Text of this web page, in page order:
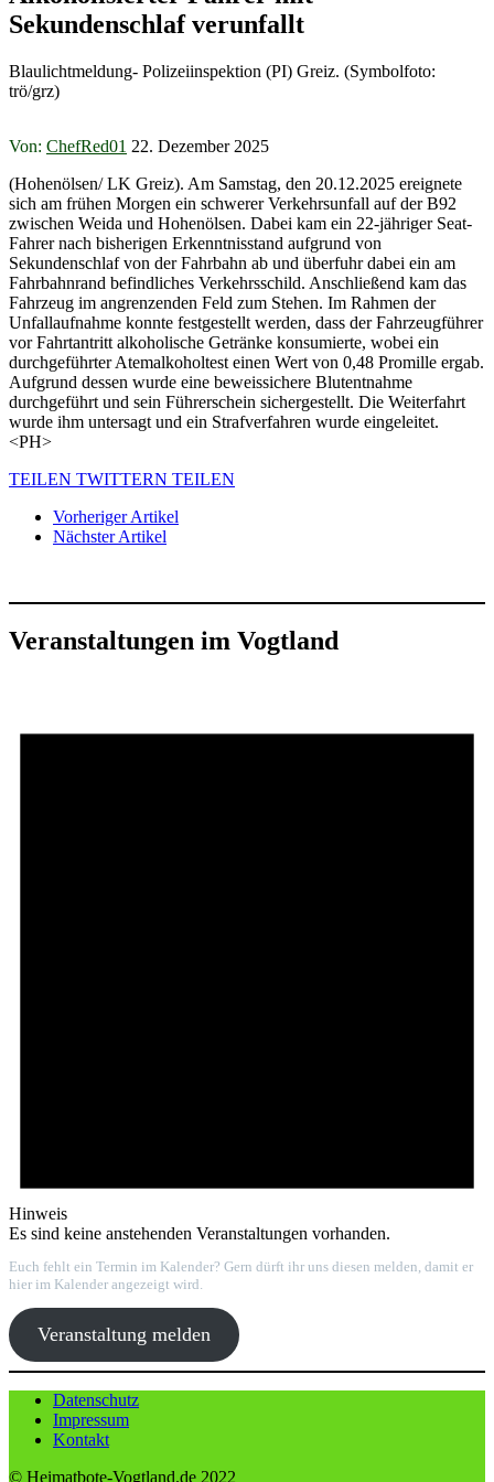
Sekundenschlaf verunfallt
Blaulichtmeldung- Polizeiinspektion (PI) Greiz. (Symbolfoto:
trö/grz)
Von: ChefRed01 22. Dezember 2025
(Hohenölsen/ LK Greiz). Am Samstag, den 20.12.2025 ereignete
sich am frühen Morgen ein schwerer Verkehrsunfall auf der B92
zwischen Weida und Hohenölsen. Dabei kam ein 22-jähriger Seat-
Fahrer nach bisherigen Erkenntnisstand aufgrund von
Sekundenschlaf von der Fahrbahn ab und überfuhr dabei ein am
Fahrbahnrand befindliches Verkehrsschild. Anschließend kam das
Fahrzeug im angrenzenden Feld zum Stehen. Im Rahmen der
Unfallaufnahme konnte festgestellt werden, dass der Fahrzeugführer
vor Fahrtantritt alkoholische Getränke konsumierte, wobei ein
durchgeführter Atemalkoholtest einen Wert von 0,48 Promille ergab.
Aufgrund dessen wurde eine beweissichere Blutentnahme
durchgeführt und sein Führerschein sichergestellt. Die Weiterfahrt
wurde ihm untersagt und ein Strafverfahren wurde eingeleitet.
<PH>
TEILEN TWITTERN TEILEN
Vorheriger Artikel
Nächster Artikel
Veranstaltungen im Vogtland
Hinweis
Es sind keine anstehenden Veranstaltungen vorhanden.
Euch fehlt ein Termin im Kalender? Gern dürft ihr uns diesen melden, damit er
hier im Kalender angezeigt wird.
Veranstaltung melden
Datenschutz
Impressum
Kontakt
© Heimatbote-Vogtland.de 2022